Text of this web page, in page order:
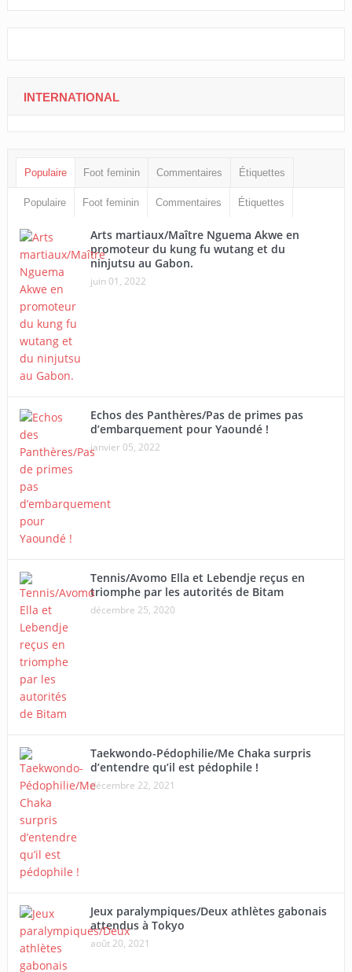
INTERNATIONAL
Populaire Foot feminin Commentaires Étiquettes
Populaire Foot feminin Commentaires Étiquettes
Arts martiaux/Maître Nguema Akwe en
promoteur du kung fu wutang et du
ninjutsu au Gabon.
juin 01, 2022
Echos des Panthères/Pas de primes pas
d’embarquement pour Yaoundé !
janvier 05, 2022
Tennis/Avomo Ella et Lebendje reçus en
triomphe par les autorités de Bitam
décembre 25, 2020
Taekwondo-Pédophilie/Me Chaka surpris
d’entendre qu’il est pédophile !
décembre 22, 2021
Jeux paralympiques/Deux athlètes gabonais
attendus à Tokyo
août 20, 2021